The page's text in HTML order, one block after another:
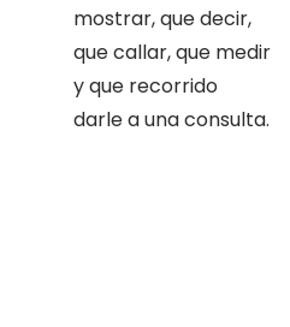
mostrar, que decir,
que callar, que medir
y que recorrido
darle a una consulta.